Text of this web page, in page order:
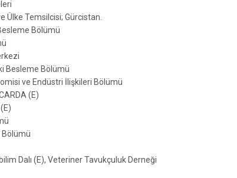
Ülke Temsilcisi; Gürcistan.
Bölümü
Besleme Bölümü
ve Endüstri İlişkileri Bölümü
(E)
Bölümü
Dalı (E), Veteriner Tavukçuluk Derneği